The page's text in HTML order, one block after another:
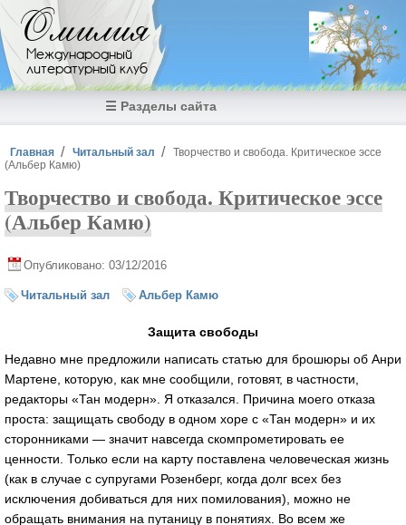
Перейти к основному содержанию
Омилия
Международный
литературный клуб
☰ Разделы сайта
Вы здесь
Главная Читальный зал
Творчество и свобода. Критическое эссе
(Альбер Камю)
Творчество и свобода. Критическое эссе
(Альбер Камю)
Опубликовано: 03/12/2016
Читальный зал Альбер Камю
Защита свободы
Недавно мне предложили написать статью для брошюры об Анри
Мартене, которую, как мне сообщили, готовят, в частности,
редакторы «Тан модерн». Я отказался. Причина моего отказа
проста: защищать свободу в одном хоре с «Тан модерн» и их
сторонниками — значит навсегда скомпрометировать ее
ценности. Только если на карту поставлена человеческая жизнь
(как в случае с супругами Розенберг, когда долг всех без
исключения добиваться для них помилования), можно не
обращать внимания на путаницу в понятиях. Во всем же